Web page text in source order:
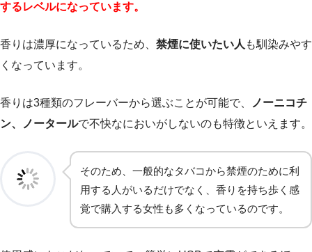
するレベルになっています。
香りは濃厚になっているため、 禁煙に使いたい人 も馴染みやす
くなっています。
香りは3種類のフレーバーから選ぶことが可能で、
ノーニコチ
ン、ノータールで不快なにおいがしないのも特徴といえます。
そのため、一般的なタバコから禁煙のために利
用する人がいるだけでなく、香りを持ち歩く感
覚で購入する女性も多くなっているのです。